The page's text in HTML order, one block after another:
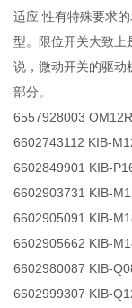
适应 性有特殊要求
型。限位开关大致上
说，微动开关的驱动
部分。
6557928003
6602743112 KIB-
6602849901 KIB-
6602903731 KIB-
6602905091 KIB-
6602905662 KIB-
6602980087 KIB-
6602999307 KIB-